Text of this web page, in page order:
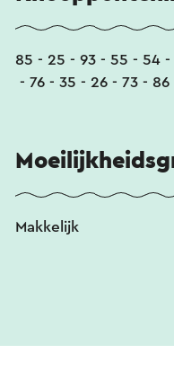
85 - 25 - 93 - 55 - 54 -
- 76 - 35 - 26 - 73 -
Makkelijk